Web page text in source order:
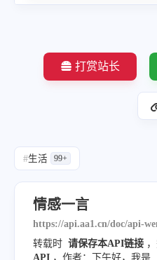
打赏站长
#生活 99+
情感一言
https://api.aa1.cn/doc/api-
转载时 请保存本API链接
API ，作者：下午好，我是